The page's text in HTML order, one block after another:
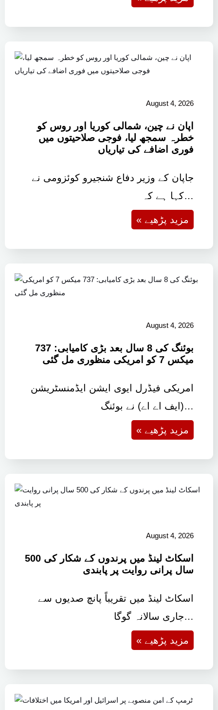
August 4, 2026
اپان نے چین، شمالی کوریا اور روس کو
خطرہ سمجھ لیا، فوجی صلاحیتوں میں
فوری اضافے کی تیاریاں
جاپان کے وزیر دفاع شنجیرو کوئزومی نے
کہا ہے کہ…
« مزید پڑھیے
August 4, 2026
بوئنگ کی 8 سال بعد بڑی کامیابی: 737
میکس 7 کو امریکی منظوری مل گئی
امریکی فیڈرل ایوی ایشن ایڈمنسٹریشن
(ایف اے اے) نے بوئنگ…
« مزید پڑھیے
August 4, 2026
اسکاٹ لینڈ میں پرندوں کے شکار کی 500
سال پرانی روایت پر پابندی
اسکاٹ لینڈ میں تقریباً پانچ صدیوں سے
جاری سالانہ گوگا…
« مزید پڑھیے